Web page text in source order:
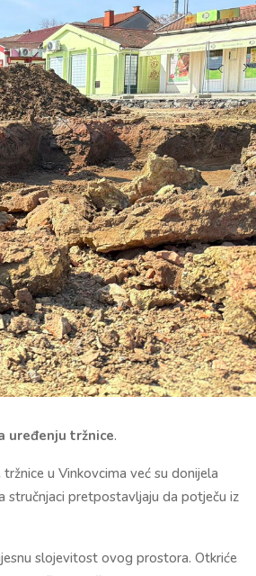
uređenju tržnice.
u Vinkovcima već su donijela
stručnjaci pretpostavljaju da potječu iz
slojevitost ovog prostora. Otkriće